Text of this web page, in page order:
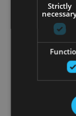
Strictly